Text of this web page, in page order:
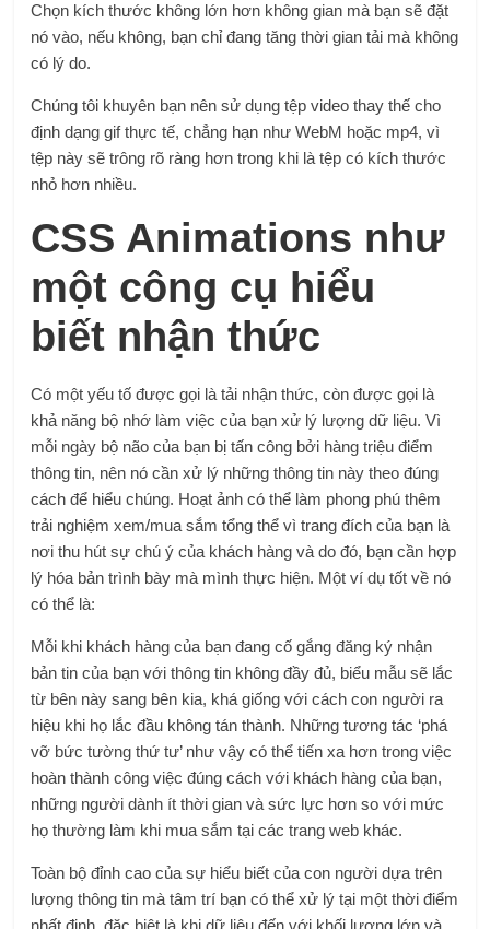
Chọn kích thước không lớn hơn không gian mà bạn sẽ đặt
nó vào, nếu không, bạn chỉ đang tăng thời gian tải mà không
có lý do.
Chúng tôi khuyên bạn nên sử dụng tệp video thay thế cho
định dạng gif thực tế, chẳng hạn như WebM hoặc mp4, vì
tệp này sẽ trông rõ ràng hơn trong khi là tệp có kích thước
nhỏ hơn nhiều.
CSS Animations như
một công cụ hiểu
biết nhận thức
Có một yếu tố được gọi là tải nhận thức, còn được gọi là
khả năng bộ nhớ làm việc của bạn xử lý lượng dữ liệu. Vì
mỗi ngày bộ não của bạn bị tấn công bởi hàng triệu điểm
thông tin, nên nó cần xử lý những thông tin này theo đúng
cách để hiểu chúng. Hoạt ảnh có thể làm phong phú thêm
trải nghiệm xem/mua sắm tổng thể vì trang đích của bạn là
nơi thu hút sự chú ý của khách hàng và do đó, bạn cần hợp
lý hóa bản trình bày mà mình thực hiện. Một ví dụ tốt về nó
có thể là:
Mỗi khi khách hàng của bạn đang cố gắng đăng ký nhận
bản tin của bạn với thông tin không đầy đủ, biểu mẫu sẽ lắc
từ bên này sang bên kia, khá giống với cách con người ra
hiệu khi họ lắc đầu không tán thành. Những tương tác ‘phá
vỡ bức tường thứ tư’ như vậy có thể tiến xa hơn trong việc
hoàn thành công việc đúng cách với khách hàng của bạn,
những người dành ít thời gian và sức lực hơn so với mức
họ thường làm khi mua sắm tại các trang web khác.
Toàn bộ đỉnh cao của sự hiểu biết của con người dựa trên
lượng thông tin mà tâm trí bạn có thể xử lý tại một thời điểm